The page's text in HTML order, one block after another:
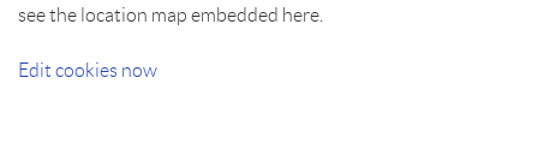
see the location map embedded here.
Edit cookies now